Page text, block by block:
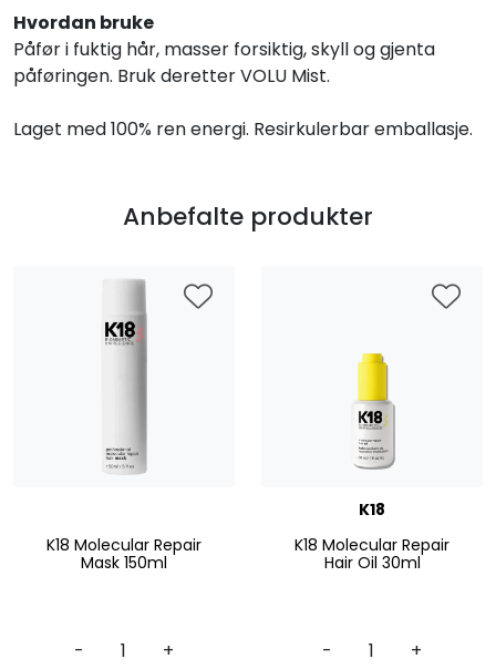
Hvordan bruke
Påfør i fuktig hår, masser forsiktig, skyll og gjenta
påføringen. Bruk deretter VOLU Mist.
Laget med 100% ren energi. Resirkulerbar emballasje.
Anbefalte produkter
K18 Molecular Repair
Mask 150ml
- +
K18
K18 Molecular Repair
Hair Oil 30ml
- +